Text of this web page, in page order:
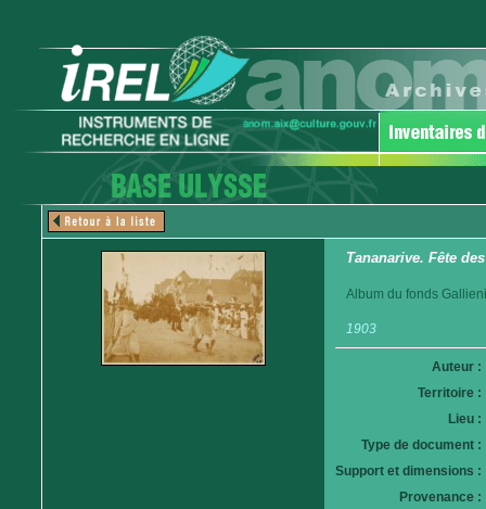
Tananarive. Fête
Album du fonds
1903
Auteur :
Territoire :
Lieu :
Type de document :
Support et dimensions :
Provenance :